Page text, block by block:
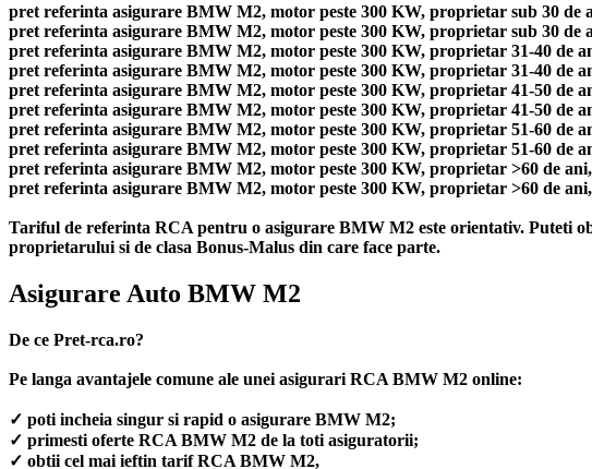
pret referinta asigurare BMW M2, motor peste 300 KW, proprietar sub 30 de
pret referinta asigurare BMW M2, motor peste 300 KW, proprietar sub 30 de
pret referinta asigurare BMW M2, motor peste 300 KW, proprietar 31-40 de
pret referinta asigurare BMW M2, motor peste 300 KW, proprietar 31-40 de
pret referinta asigurare BMW M2, motor peste 300 KW, proprietar 41-50 de
pret referinta asigurare BMW M2, motor peste 300 KW, proprietar 41-50 de
pret referinta asigurare BMW M2, motor peste 300 KW, proprietar 51-60 de
pret referinta asigurare BMW M2, motor peste 300 KW, proprietar 51-60 de
pret referinta asigurare BMW M2, motor peste 300 KW, proprietar >60 de
pret referinta asigurare BMW M2, motor peste 300 KW, proprietar >60 de
Tariful de referinta RCA pentru o asigurare BMW M2 este orientativ. Puteti
proprietarului si de clasa Bonus-Malus din care face parte.
Asigurare Auto BMW M2
De ce Pret-rca.ro?
Pe langa avantajele comune ale unei asigurari RCA BMW M2 online:
✓ poti incheia singur si rapid o asigurare BMW M2;
✓ primesti oferte RCA BMW M2 de la toti asiguratorii;
✓ obtii cel mai ieftin tarif RCA BMW M2,